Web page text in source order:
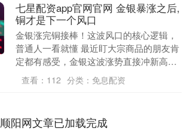
七星配资app官网官网 金银暴涨之后,
铜才是下一个风口
金银涨完铜接棒！这波风口的核心逻辑，
普通人一看就懂 最近盯大宗商品的朋友肯
定都有感受，金银这波涨势直接冲新高，
提前布局的老哥姐们少说也喝了口大汤。
但老在市场里摸....
查看： 112 分类： 免息配资
顺阳网文章已加载完成